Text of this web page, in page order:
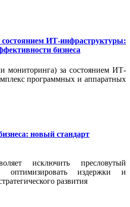
состоянием ИТ-инфраструктуры:
бизнеса
мониторинга) за состоянием ИТ-
программных и аппаратных
новый стандарт
исключить пресловутый
оптимизировать издержки и
развития